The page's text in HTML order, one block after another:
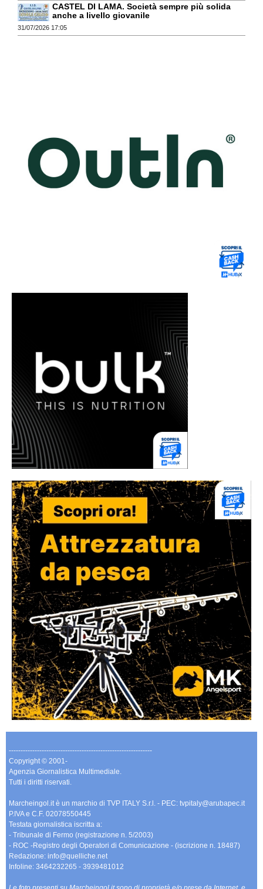
CASTEL DI LAMA. Società sempre più solida
anche a livello giovanile
31/07/2026 17:05
-------------------------------------------------------------
Copyright © 2001-
Agenzia Giornalistica Multimediale.
Tutti i diritti riservati.
Marcheingol.it è un marchio di TVP ITALY S.r.l. - PEC: tvpitaly@arubapec.it
P.IVA e C.F. 02078550445
Testata giornalistica iscritta a:
- Tribunale di Fermo (registrazione n. 5/2003)
- ROC -Registro degli Operatori di Comunicazione - (iscrizione n. 18487)
Redazione: info@quelliche.net
Infoline: 3464232265 - 3939481012